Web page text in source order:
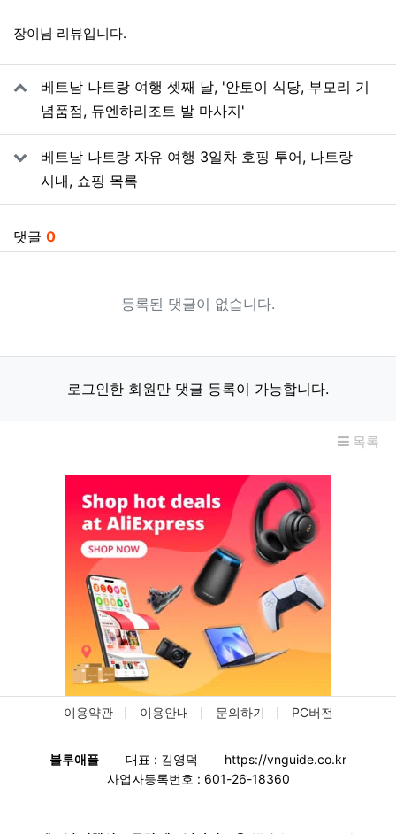
장이님 리뷰입니다.
관련자료
베트남 나트랑 여행 셋째 날, '안토이 식당, 부모리 기
념품점, 듀엔하리조트 발 마사지'
베트남 나트랑 자유 여행 3일차 호핑 투어, 나트랑
시내, 쇼핑 목록
댓글 0
등록된 댓글이 없습니다.
로그인한 회원만 댓글 등록이 가능합니다.
목록
이용약관 이용안내 문의하기 PC버전
블루애플 대표 : 김영덕
https://vnguide.co.kr
사업자등록번호 : 601-26-18360